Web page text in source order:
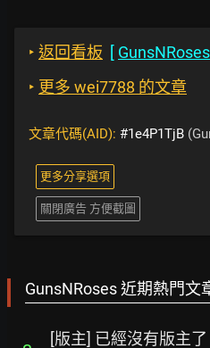
‣ 返回看板 [ GunsNRoses
‣ 更多 wei7788 的文章
文章代碼(AID): #1e4P1TjB
更多分享選項
關閉廣告 方便截圖
GunsNRoses 近期熱門文
[版主] 已經沒有版主了